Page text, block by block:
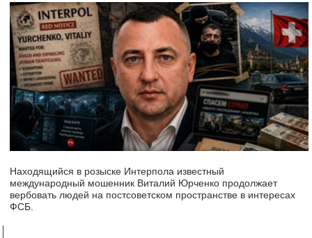
Находящийся в розыске Интерпола известный
международный мошенник Виталий Юрченко продолжает
вербовать людей на постсоветском пространстве в интересах
ФСБ.